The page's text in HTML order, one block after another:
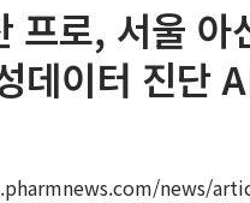
프로, 서울
이터 진단
news/